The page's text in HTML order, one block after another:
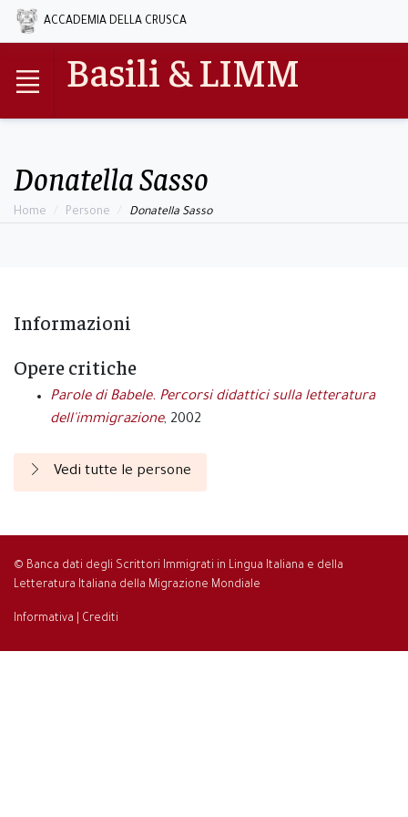
ACCADEMIA DELLA CRUSCA
Basili & LIMM
Donatella Sasso
Home Persone Donatella Sasso
Informazioni
Opere critiche
Parole di Babele. Percorsi didattici sulla letteratura
dell'immigrazione, 2002
Vedi tutte le persone
© Banca dati degli Scrittori Immigrati in Lingua Italiana e della
Letteratura Italiana della Migrazione Mondiale
Informativa Crediti